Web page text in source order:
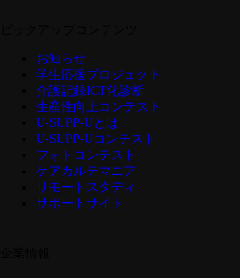
お知らせ
学生応援プロジェクト
介護記録ICT化診断
生産性向上コンテスト
U-SUPP-Uとは
U-SUPP-Uコンテスト
フォトコンテスト
ケアカルテマニア
リモートスタディ
サポートサイト